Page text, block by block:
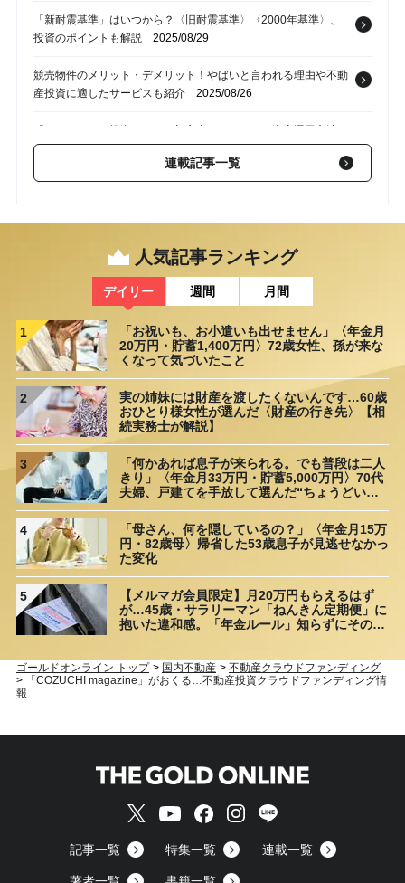
「新耐震基準」はいつから？〈旧耐震基準〉〈2000年基準〉、
投資のポイントも解説 2025/08/29
競売物件のメリット・デメリット！やばいと言われる理由や不動
産投資に適したサービスも紹介 2025/08/26
「ほったらかし投資」とは？初心者におすすめの資産運用方法6
選2025/08/22
不動産登記における建物の「登記事項証明書」とは？種類・取得
利用できる住宅ローンの種類【AFPが解説】2025/08/15
連載記事一覧
人気記事ランキング
デイリー 週間 月間
1
「お祝いも、お小遣いも出せません」〈年金月
20万円・貯蓄1,400万円〉72歳女性、孫が来な
くなって気づいたこと
2
実の姉妹には財産を渡したくないんです…60歳
おひとり様女性が選んだ〈財産の行き先〉【相
続実務士が解説】
3
「何かあれば息子が来られる。でも普段は二人
きり」〈年金月33万円・貯蓄5,000万円〉70代
夫婦、戸建てを手放して選んだ“ちょうどいい
4
「母さん、何を隠しているの？」〈年金月15万
円・82歳母〉帰省した53歳息子が見逃せなかっ
た変化
5
【メルマガ会員限定】月20万円もらえるはず
が…45歳・サラリーマン「ねんきん定期便」に
抱いた違和感。「年金ルール」知らずにそのま
ゴールドオンライン トップ > 国内不動産 > 不動産クラウドファンディング
>
「COZUCHI magazine」がおくる…不動産投資クラウドファンディング情
報
記事一覧 特集一覧 連載一覧